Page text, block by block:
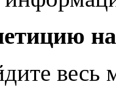
весь